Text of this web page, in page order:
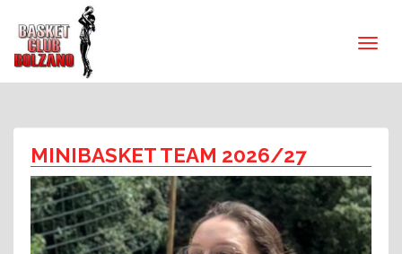
MINIBASKET TEAM 2026/27